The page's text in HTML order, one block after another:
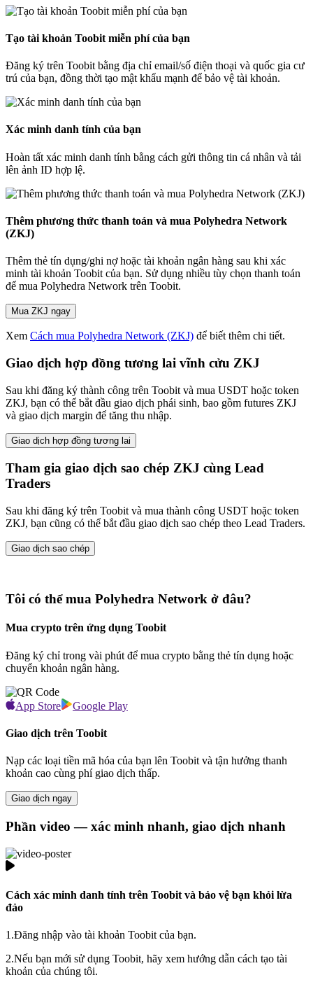
Tạo tài khoản Toobit miễn phí của bạn
Đăng ký trên Toobit bằng địa chỉ email/số điện thoại và quốc gia cư
trú của bạn, đồng thời tạo mật khẩu mạnh để bảo vệ tài khoản.
Xác minh danh tính của bạn
Hoàn tất xác minh danh tính bằng cách gửi thông tin cá nhân và tải
lên ảnh ID hợp lệ.
Thêm phương thức thanh toán và mua Polyhedra Network
(ZKJ)
Thêm thẻ tín dụng/ghi nợ hoặc tài khoản ngân hàng sau khi xác
minh tài khoản Toobit của bạn. Sử dụng nhiều tùy chọn thanh toán
để mua Polyhedra Network trên Toobit.
Mua ZKJ ngay
Xem Cách mua Polyhedra Network (ZKJ) để biết thêm chi tiết.
Giao dịch hợp đồng tương lai vĩnh cửu ZKJ
Sau khi đăng ký thành công trên Toobit và mua USDT hoặc token
ZKJ, bạn có thể bắt đầu giao dịch phái sinh, bao gồm futures ZKJ
và giao dịch margin để tăng thu nhập.
Giao dịch hợp đồng tương lai
Tham gia giao dịch sao chép ZKJ cùng Lead
Traders
Sau khi đăng ký trên Toobit và mua thành công USDT hoặc token
ZKJ, bạn cũng có thể bắt đầu giao dịch sao chép theo Lead Traders.
Giao dịch sao chép
Tôi có thể mua Polyhedra Network ở đâu?
Mua crypto trên ứng dụng Toobit
Đăng ký chỉ trong vài phút để mua crypto bằng thẻ tín dụng hoặc
chuyển khoản ngân hàng.
App Store Google Play
Giao dịch trên Toobit
Nạp các loại tiền mã hóa của bạn lên Toobit và tận hưởng thanh
khoản cao cùng phí giao dịch thấp.
Giao dịch ngay
Phần video — xác minh nhanh, giao dịch nhanh
Cách xác minh danh tính trên Toobit và bảo vệ bạn khỏi lừa
đảo
1.Đăng nhập vào tài khoản Toobit của bạn.
2.Nếu bạn mới sử dụng Toobit, hãy xem hướng dẫn cách tạo tài
khoản của chúng tôi.